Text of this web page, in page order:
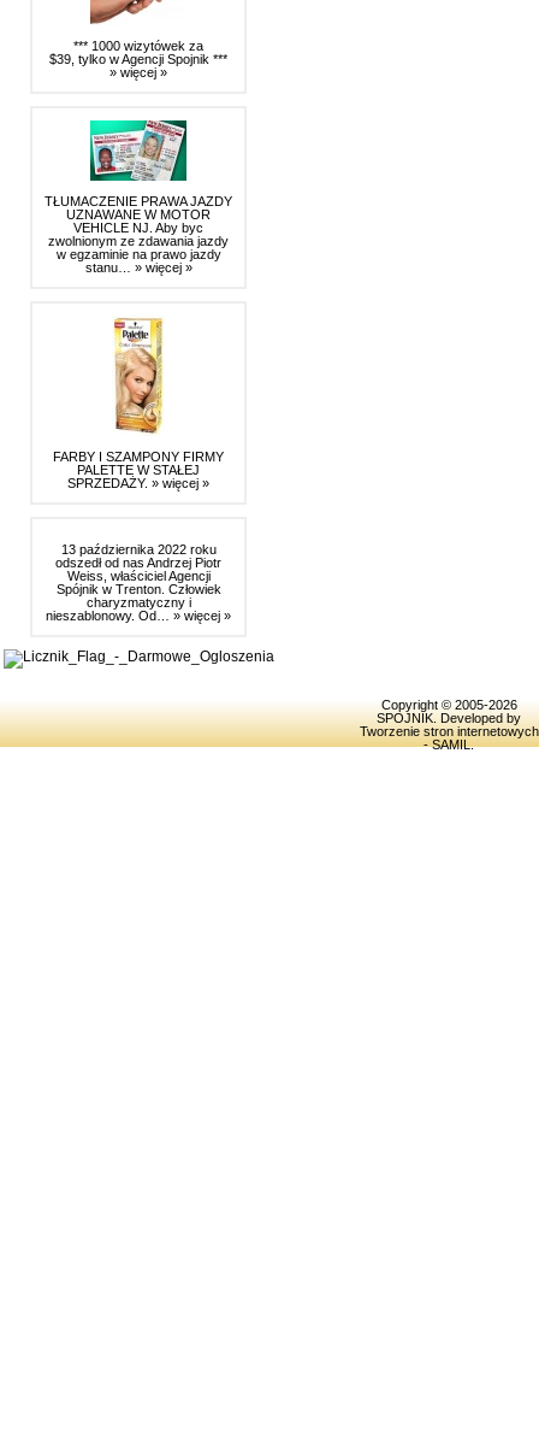
*** 1000 wizytówek za
$39, tylko w Agencji Spojnik ***
» więcej »
TŁUMACZENIE PRAWA JAZDY
UZNAWANE W MOTOR
VEHICLE NJ. Aby byc
zwolnionym ze zdawania jazdy
w egzaminie na prawo jazdy
stanu… » więcej »
FARBY I SZAMPONY FIRMY
PALETTE W STAŁEJ
SPRZEDAŻY. » więcej »
13 października 2022 roku
odszedł od nas Andrzej Piotr
Weiss, właściciel Agencji
Spójnik w Trenton. Człowiek
charyzmatyczny i
nieszablonowy. Od… » więcej »
Copyright © 2005-2026
SPOJNIK . Developed by
Tworzenie stron internetowych
- SAMIL.